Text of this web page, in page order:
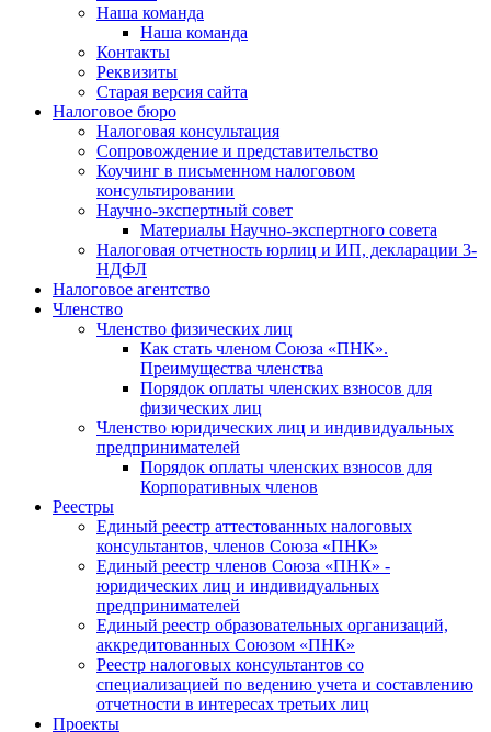
Наша команда
Наша команда
Контакты
Реквизиты
Старая версия сайта
Налоговое бюро
Налоговая консультация
Cопровождение и представительство
Коучинг в письменном налоговом
консультировании
Научно-экспертный совет
Материалы Научно-экспертного совета
Налоговая отчетность юрлиц и ИП, декларации 3-
НДФЛ
Налоговое агентство
Членство
Членство физических лиц
Как стать членом Союза «ПНК».
Преимущества членства
Порядок оплаты членских взносов для
физических лиц
Членство юридических лиц и индивидуальных
предпринимателей
Порядок оплаты членских взносов для
Корпоративных членов
Реестры
Единый реестр аттестованных налоговых
консультантов, членов Союза «ПНК»
Единый реестр членов Союза «ПНК» -
юридических лиц и индивидуальных
предпринимателей
Единый реестр образовательных организаций,
аккредитованных Союзом «ПНК»
Реестр налоговых консультантов со
специализацией по ведению учета и составлению
отчетности в интересах третьих лиц
Проекты